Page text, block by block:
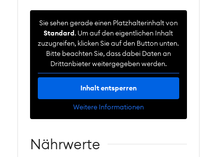
Sie sehen gerade einen Platzhalterinhalt von
Standard . Um auf den eigentlichen Inhalt
zuzugreifen, klicken Sie auf den Button unten.
Bitte beachten Sie, dass dabei Daten an
Drittanbieter weitergegeben werden.
Inhalt entsperren
Weitere Informationen
Nährwerte